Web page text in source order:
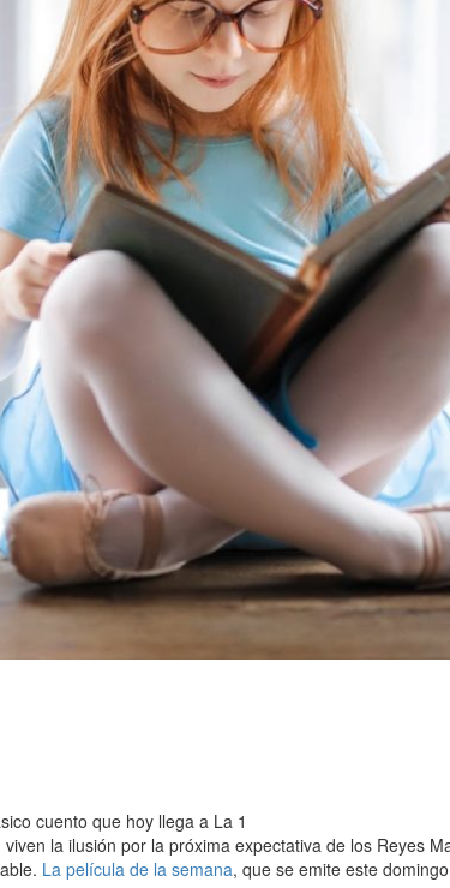
cuento que hoy llega a La 1
la ilusión por la próxima expectativa de los Reyes
La película de la semana, que se emite este